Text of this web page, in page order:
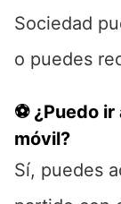
Sociedad
o puedes
⚽ ¿Puedo
móvil?
Sí, puedes